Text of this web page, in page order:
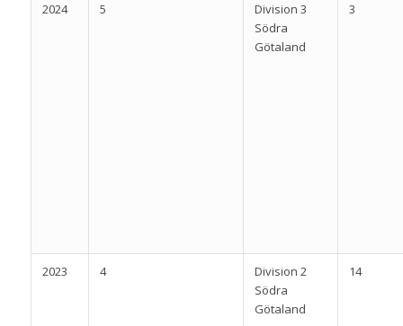
2024 5
Division 3
Södra
Götaland
3
2023 4
Division 2
Södra
Götaland
14